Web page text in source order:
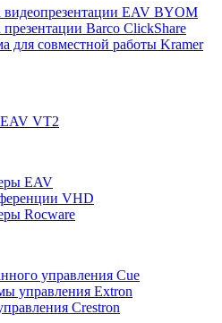
видеопрезентации EAV BYOM
презентации Barco ClickShare
для совместной работы Kramer
EAV VT2
EAV
VHD
Rocware
управления Cue
управления Extron
Crestron